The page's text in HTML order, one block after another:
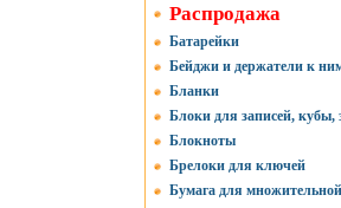
Распродажа
Батарейки
Бейджи и держатели к
Бланки
Блоки для записей, кубы,
Блокноты
Брелоки для ключей
Бумага для